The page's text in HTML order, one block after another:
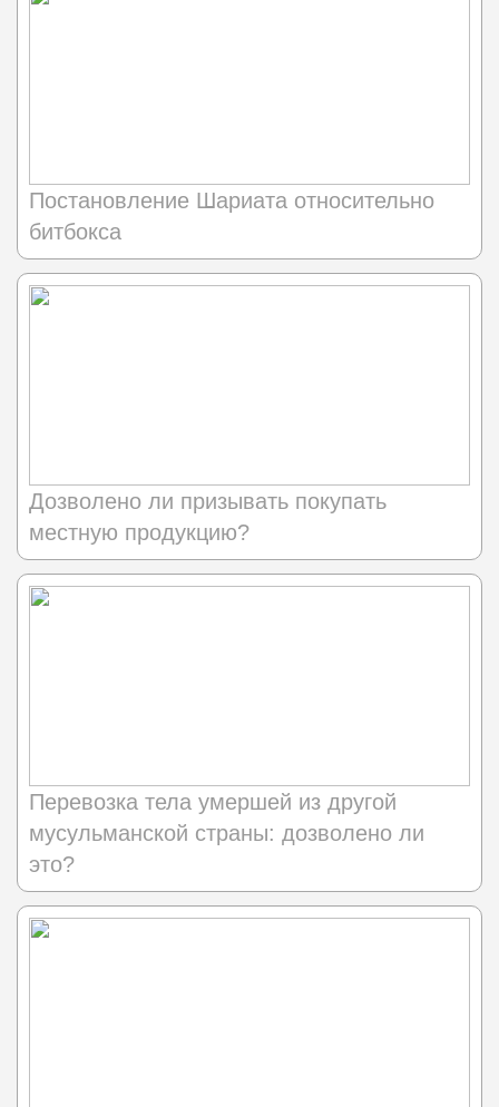
Постановление Шариата относительно
битбокса
Дозволено ли призывать покупать
местную продукцию?
Перевозка тела умершей из другой
мусульманской страны: дозволено ли
это?